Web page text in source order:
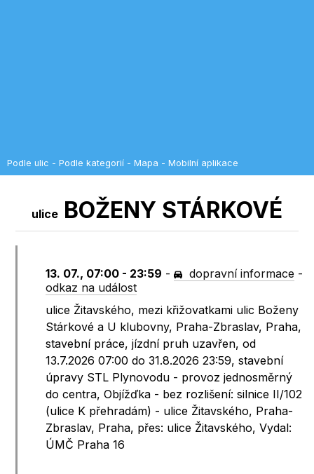
Podle ulic - Podle kategorií - Mapa - Mobilní aplikace
ulice BOŽENY STÁRKOVÉ
13. 07., 07:00 - 23:59 - dopravní informace -
odkaz na událost
ulice Žitavského, mezi křižovatkami ulic Boženy
Stárkové a U klubovny, Praha-Zbraslav, Praha,
stavební práce, jízdní pruh uzavřen, od
13.7.2026 07:00 do 31.8.2026 23:59, stavební
úpravy STL Plynovodu - provoz jednosměrný
do centra, Objížďka - bez rozlišení: silnice II/102
(ulice K přehradám) - ulice Žitavského, Praha-
Zbraslav, Praha, přes: ulice Žitavského, Vydal:
ÚMČ Praha 16